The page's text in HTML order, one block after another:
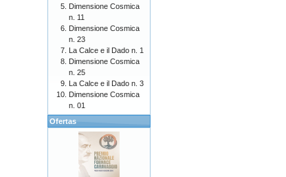
Dimensione Cosmica
n. 11
Dimensione Cosmica
n. 23
La Calce e il Dado n. 1
Dimensione Cosmica
n. 25
La Calce e il Dado n. 3
Dimensione Cosmica
n. 01
Ofertas